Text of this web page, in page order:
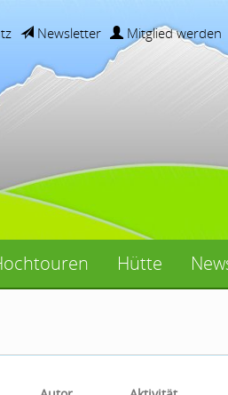
Newsletter Mitglied werden
Hütte